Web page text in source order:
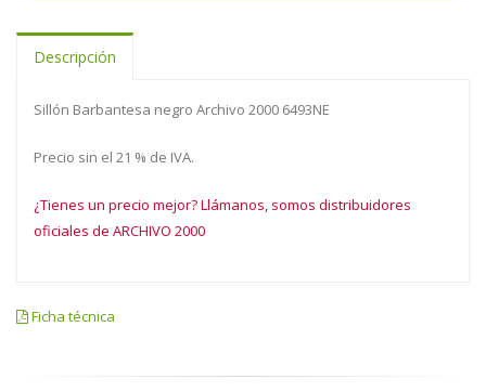
Descripción
Sillón Barbantesa negro Archivo 2000 6493NE
Precio sin el 21 % de IVA.
¿Tienes un precio mejor? Llámanos, somos distribuidores
oficiales de ARCHIVO 2000
Ficha técnica